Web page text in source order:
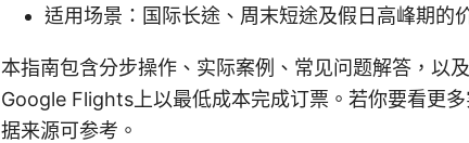
适用场景：国际长途、周末短途及假日高峰期的
本指南包含分步操作、实际案例、常见问题解答，以
Google Flights上以最低成本完成订票。若你要看更
据来源可参考。